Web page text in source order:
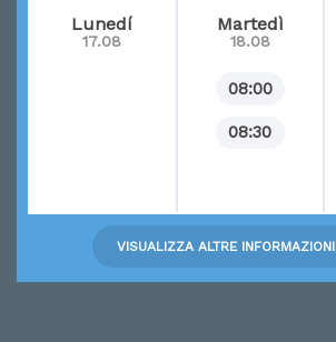
Lunedí
17.08
Martedì
18.08
08:00
08:30
VISUALIZZA ALTRE INFORMAZIONI